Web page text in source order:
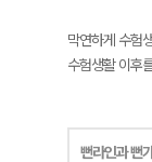
막연하게 수험
수험생활 이후
뻔라인과 뻔